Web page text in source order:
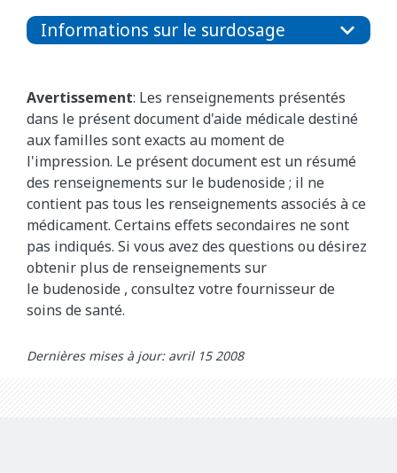
Informations sur le surdosage
Avertissement: Les renseignements présentés
dans le présent document d'aide médicale destiné
aux familles sont exacts au moment de
l'impression. Le présent document est un résumé
des renseignements sur le budenoside; il ne
contient pas tous les renseignements associés à ce
médicament. Certains effets secondaires ne sont
pas indiqués. Si vous avez des questions ou désirez
obtenir plus de renseignements sur
le budenoside , consultez votre fournisseur de
soins de santé.
Dernières mises à jour: avril 15 2008